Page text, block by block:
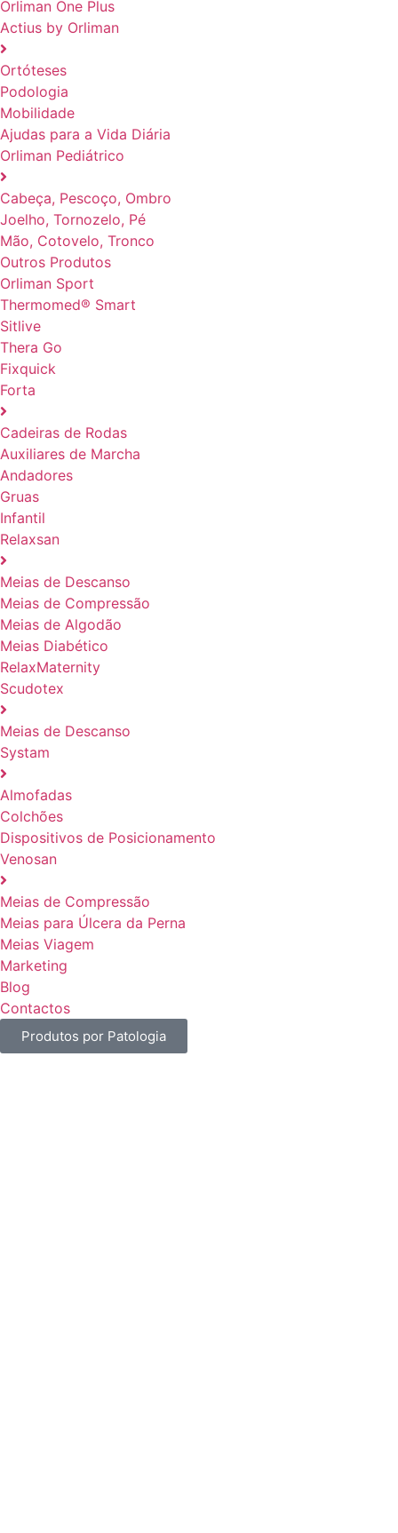
Orliman One Plus
Actius by Orliman
Ortóteses
Podologia
Mobilidade
Ajudas para a Vida Diária
Orliman Pediátrico
Cabeça, Pescoço, Ombro
Joelho, Tornozelo, Pé
Mão, Cotovelo, Tronco
Outros Produtos
Orliman Sport
Thermomed® Smart
Sitlive
Thera Go
Fixquick
Forta
Cadeiras de Rodas
Auxiliares de Marcha
Andadores
Gruas
Infantil
Relaxsan
Meias de Descanso
Meias de Compressão
Meias de Algodão
Meias Diabético
RelaxMaternity
Scudotex
Meias de Descanso
Systam
Almofadas
Colchões
Dispositivos de Posicionamento
Venosan
Meias de Compressão
Meias para Úlcera da Perna
Meias Viagem
Marketing
Blog
Contactos
Produtos por Patologia